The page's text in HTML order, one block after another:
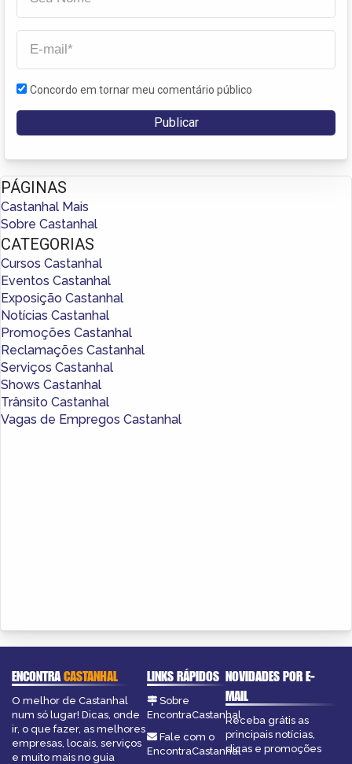
Concordo em tornar meu comentário público
PÁGINAS
Castanhal Mais
Sobre Castanhal
CATEGORIAS
Cursos Castanhal
Eventos Castanhal
Exposição Castanhal
Notícias Castanhal
Promoções Castanhal
Reclamações Castanhal
Serviços Castanhal
Shows Castanhal
Trânsito Castanhal
Vagas de Empregos Castanhal
ENCONTRACASTANHAL
O melhor de Castanhal
num só lugar! Dicas, onde
ir, o que fazer, as melhores
empresas, locais, serviços
e muito mais no guia
LINKS RÁPIDOS
Sobre
EncontraCastanhal
Fale com o
EncontraCastanhal
NOVIDADES POR E-
MAIL
Receba grátis as
principais notícias,
dicas e promoções